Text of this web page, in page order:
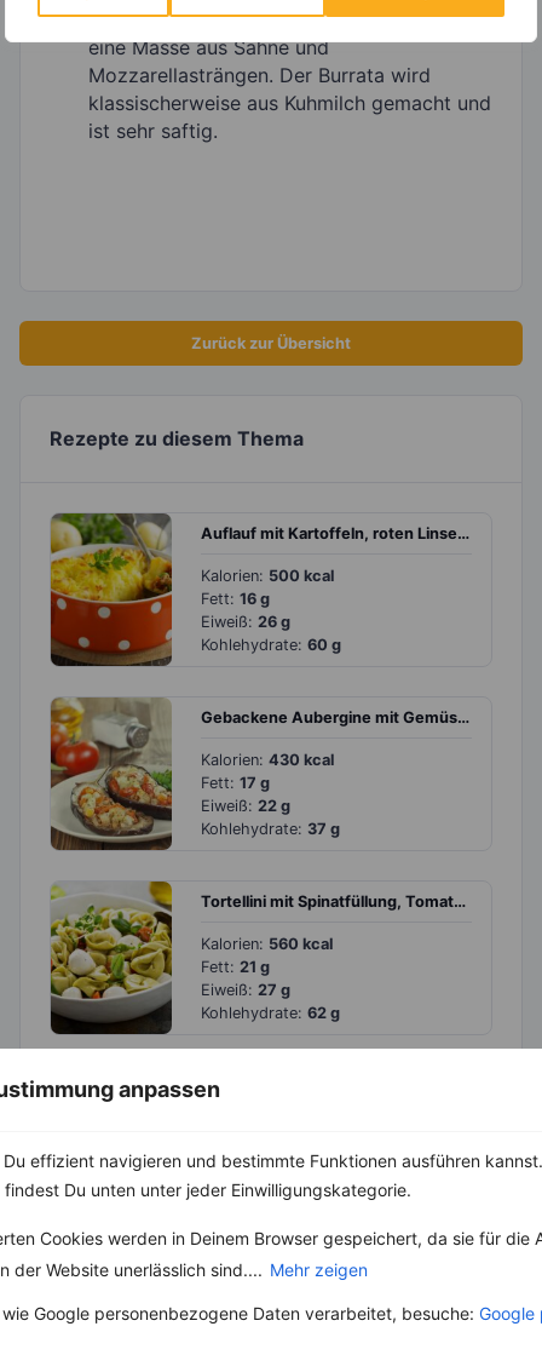
anpassen
effizient navigieren und bestimmte Funktionen ausführen
Du unten unter jeder Einwilligungskategorie.
Cookies werden in Deinem Browser gespeichert, da sie für die
der Website unerlässlich sind.... Mehr zeigen
Google personenbezogene Daten verarbeitet, besuche: Google
Mozzarella. In dessen Inneren befindet sich
eine Masse aus Sahne und
Mozzarellasträngen. Der Burrata wird
klassischerweise aus Kuhmilch gemacht und
ist sehr saftig.
Zurück zur Übersicht
Rezepte zu diesem Thema
Auflauf mit Kartoffeln, roten Linsen, Erbsen und Mozzarella
Kalorien: 500 kcal
Fett: 16 g
Eiweiß: 26 g
Kohlehydrate: 60 g
Gebackene Aubergine mit Gemüse und Mozzarella
Kalorien: 430 kcal
Fett: 17 g
Eiweiß: 22 g
Kohlehydrate: 37 g
Tortellini mit Spinatfüllung, Tomaten und Mozzarella
Kalorien: 560 kcal
Fett: 21 g
Eiweiß: 27 g
Kohlehydrate: 62 g